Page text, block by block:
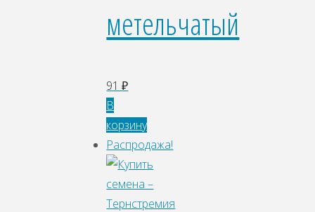
метельчатый
91₽
В
корзину
Распродажа!